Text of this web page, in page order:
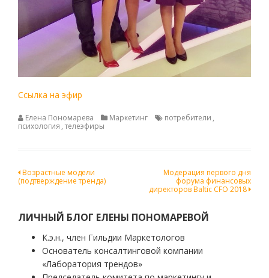
Ссылка на эфир
Елена Пономарева Маркетинг потребители ,
психология , телеэфиры
Навигация
записям
Возрастные модели
(подтверждение тренда)
Модерация первого дня
форума финансовых
директоров Baltic CFO 2018
ЛИЧНЫЙ БЛОГ ЕЛЕНЫ ПОНОМАРЕВОЙ
К.э.н., член Гильдии Маркетологов
Основатель консалтинговой компании
«Лаборатория трендов»